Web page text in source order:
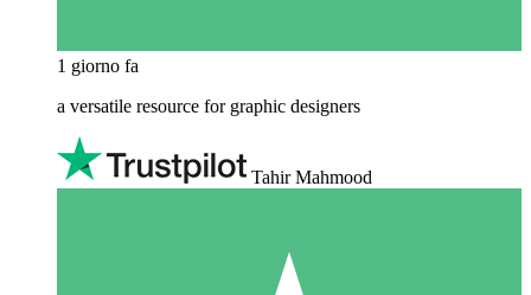
1 giorno fa
a versatile resource for graphic designers
Tahir Mahmood